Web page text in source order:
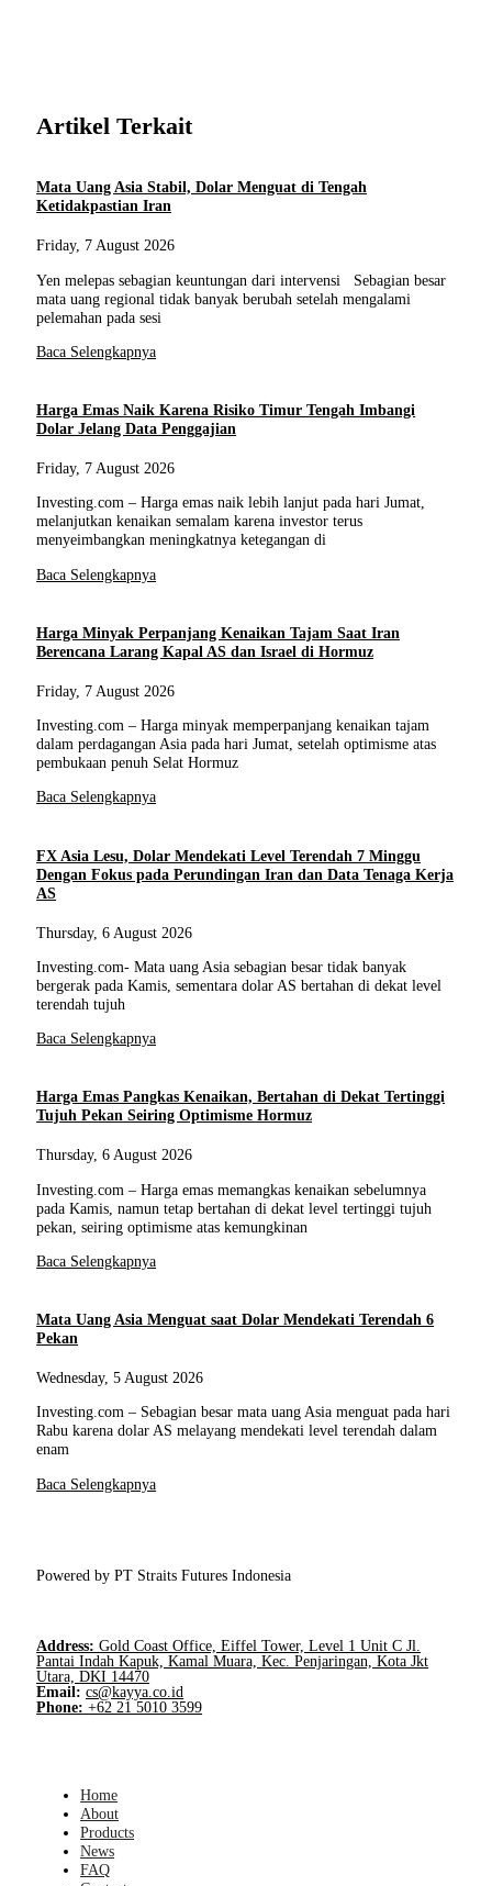
Artikel Terkait
Mata Uang Asia Stabil, Dolar Menguat di Tengah
Ketidakpastian Iran
Friday, 7 August 2026
Yen melepas sebagian keuntungan dari intervensi Sebagian besar
mata uang regional tidak banyak berubah setelah mengalami
pelemahan pada sesi
Baca Selengkapnya
Harga Emas Naik Karena Risiko Timur Tengah Imbangi
Dolar Jelang Data Penggajian
Friday, 7 August 2026
Investing.com – Harga emas naik lebih lanjut pada hari Jumat,
melanjutkan kenaikan semalam karena investor terus
menyeimbangkan meningkatnya ketegangan di
Baca Selengkapnya
Harga Minyak Perpanjang Kenaikan Tajam Saat Iran
Berencana Larang Kapal AS dan Israel di Hormuz
Friday, 7 August 2026
Investing.com – Harga minyak memperpanjang kenaikan tajam
dalam perdagangan Asia pada hari Jumat, setelah optimisme atas
pembukaan penuh Selat Hormuz
Baca Selengkapnya
FX Asia Lesu, Dolar Mendekati Level Terendah 7 Minggu
Dengan Fokus pada Perundingan Iran dan Data Tenaga Kerja
AS
Thursday, 6 August 2026
Investing.com- Mata uang Asia sebagian besar tidak banyak
bergerak pada Kamis, sementara dolar AS bertahan di dekat level
terendah tujuh
Baca Selengkapnya
Harga Emas Pangkas Kenaikan, Bertahan di Dekat Tertinggi
Tujuh Pekan Seiring Optimisme Hormuz
Thursday, 6 August 2026
Investing.com – Harga emas memangkas kenaikan sebelumnya
pada Kamis, namun tetap bertahan di dekat level tertinggi tujuh
pekan, seiring optimisme atas kemungkinan
Baca Selengkapnya
Mata Uang Asia Menguat saat Dolar Mendekati Terendah 6
Pekan
Wednesday, 5 August 2026
Investing.com – Sebagian besar mata uang Asia menguat pada hari
Rabu karena dolar AS melayang mendekati level terendah dalam
enam
Baca Selengkapnya
Powered by PT Straits Futures Indonesia
Address: Gold Coast Office, Eiffel Tower, Level 1 Unit C Jl.
Pantai Indah Kapuk, Kamal Muara, Kec. Penjaringan, Kota Jkt
Utara, DKI 14470
Email: cs@kayya.co.id
Phone: +62 21 5010 3599
Home
About
Products
News
FAQ